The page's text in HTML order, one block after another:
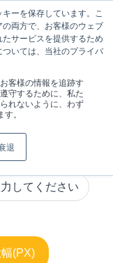
ーを保存しています。こ
両方で、お客様のウェブ
サービスを提供するため
いては、当社のプライバ
客様の情報を追跡す
守するために、私た
れないように、わず
。
退